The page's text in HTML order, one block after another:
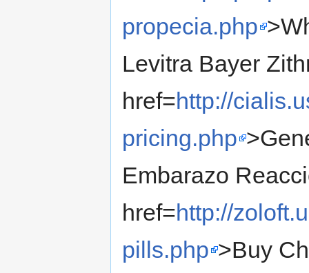
propecia.php
Levitra Bayer
href=http://
pricing.php
Embarazo
href=http://
pills.php >Buy